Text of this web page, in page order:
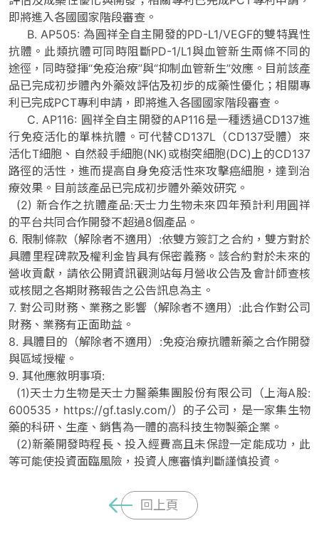
即將進入各國國家階段審查。
B. AP505: 為圓祥全自主開發的PD-L1/VEGF的雙特異性
抗體。此類抗體可同時阻斷PD-1/L1與血管新生兩條不同的
途徑，同時發揮“免疫治療”與“抑制血管新生”效應。目前該產
品已完成初步體內外藥效評估及初步的成藥性優化；相關專
利已完成PCT專利申請，即將進入各國國家階段審查。
C. AP116: 圓祥全自主開發的AP116是一種透過CD137進
行免疫活化的單株抗體。可代替CD137L（CD137受體）來
活化T細胞、自然殺手細胞(NK)或樹突細胞(DC)上的CD137
路徑的活性，進而提高自身免疫活性來攻擊癌細胞，達到治
療效果。目前該產品已完成初步體外藥效研究。
(2) 新合作之抗體產品:天士力生物未來四年預計利用圓祥
的平台共同合作開發不超過8個產品。
6. 限制條款（解除者不適用）:依雙方簽訂之合約，雙方對於
具體里程碑款及權利金皆具有保密義務。該合約對於未來的
營收貢獻，請依公開資訊觀測站每月營收公告及會計師查核
或核閱之各期財務報告之公告訊息為主。
7. 對公司財務、業務之影響（解除者不適用）:此合作對公司
財務、業務有正面助益。
8. 具體目的（解除者不適用）:免疫治療抗體新藥之合作開發
與區域授權。
9. 其他應敘明事項:
(1)天士力生物是天士力醫藥集團股份有限公司（上海A股:
600535，https://gf.tasly.com/）的子公司，是一家集生物
藥的科研、生產、銷售為一體的高科技生物製藥企業。
(2)新藥開發時程長、投入經費高且未保證一定能成功，此
等可能使投資面臨風險，投資人應審慎判斷謹慎投資。
回上頁